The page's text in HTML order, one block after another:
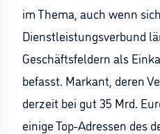
im Thema, auch wenn
Dienstleistungsverbund
Geschäftsfeldern als
befasst. Markant, deren
derzeit bei gut 35 Mrd.
einige Top-Adressen des